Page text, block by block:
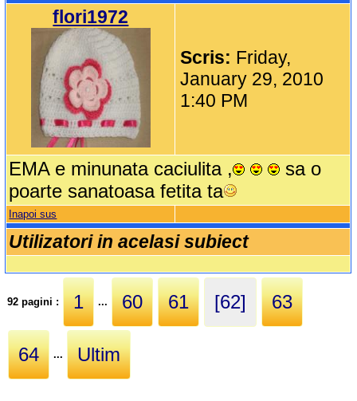
flori1972
Scris: Friday,
January 29, 2010
1:40 PM
EMA e minunata caciulita ,
sa o
poarte sanatoasa fetita ta
Inapoi sus
Utilizatori in acelasi subiect
92 pagini : 1 ... 60 61 [62] 63
64 ... Ultim